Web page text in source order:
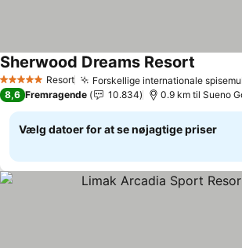
5 Stjerner Resort Forskellige internationale
Sherwood Dreams Resort
8,6 Fremragende 10.834 0.9 km til Sueno
Vælg datoer for at se nøjagtige priser